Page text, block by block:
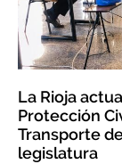
La Rioja
Protección
Transporte
legislatura